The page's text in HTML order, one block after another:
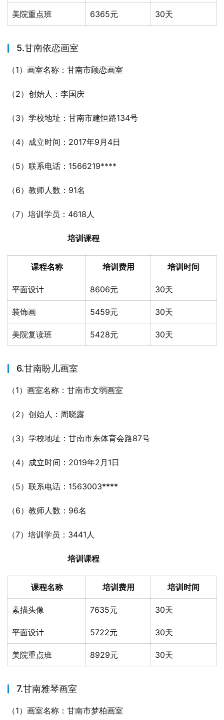
美院重点班 6365元 30天
5.甘南依恋画室
（1）画室名称：甘南市顾恋画室
（2）创始人：李国庆
（3）学校地址：甘南市建恒路134号
（4）成立时间：2017年9月4日
（5）联系电话：1566219****
（6）教师人数：91名
（7）培训学员：4618人
培训课程
课程名称 培训费用 培训时间
平面设计 8606元 30天
装饰画 5459元 30天
美院复读班 5428元 30天
6.甘南盼儿画室
（1）画室名称：甘南市文弱画室
（2）创始人：周晓露
（3）学校地址：甘南市东体育会路87号
（4）成立时间：2019年2月1日
（5）联系电话：1563003****
（6）教师人数：96名
（7）培训学员：3441人
培训课程
课程名称 培训费用 培训时间
素描头像 7635元 30天
平面设计 5722元 30天
美院重点班 8929元 30天
7.甘南雅琴画室
（1）画室名称：甘南市梦柏画室